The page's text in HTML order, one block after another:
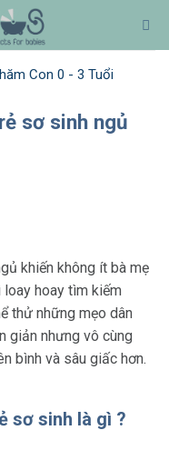
Con 0 - 3 Tuổi
sơ sinh ngủ
khiến không ít bà mẹ
loay hoay tìm kiếm
thử những mẹo dân
giản nhưng vô cùng
bình và sâu giấc hơn.
sơ sinh là gì ?